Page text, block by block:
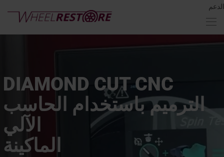
الدعم
DIAMOND CUT CNC
الترميم باستخدام الحاسب
الآلي
الماكينة